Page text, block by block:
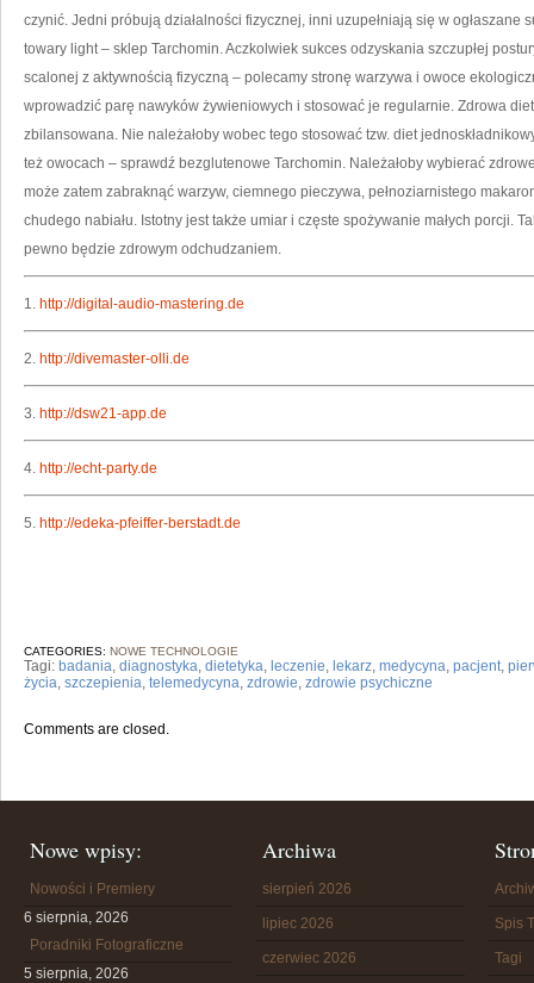
czynić. Jedni próbują działalności fizycznej, inni uzupełniają się w
towary light – sklep Tarchomin. Aczkolwiek sukces odzyskania szczupłej
scalonej z aktywnością fizyczną – polecamy stronę warzywa i owoce
wprowadzić parę nawyków żywieniowych i stosować je regularnie. Zdrowa
zbilansowana. Nie należałoby wobec tego stosować tzw. diet
też owocach – sprawdź bezglutenowe Tarchomin. Należałoby wybierać
może zatem zabraknąć warzyw, ciemnego pieczywa, pełnoziarnistego
chudego nabiału. Istotny jest także umiar i częste spożywanie małych porcji.
pewno będzie zdrowym odchudzaniem.
1. http://digital-audio-mastering.de
2. http://divemaster-olli.de
3. http://dsw21-app.de
4. http://echt-party.de
5. http://edeka-pfeiffer-berstadt.de
CATEGORIES: NOWE TECHNOLOGIE
Tagi: badania, diagnostyka, dietetyka, leczenie, lekarz, medycyna, pacjent,
życia, szczepienia, telemedycyna, zdrowie, zdrowie psychiczne
Comments are closed.
Nowe wpisy:
Nowości i Premiery
6 sierpnia, 2026
Poradniki Fotograficzne
5 sierpnia, 2026
Archiwa
sierpień 2026
lipiec 2026
czerwiec 2026
Spis
Tagi